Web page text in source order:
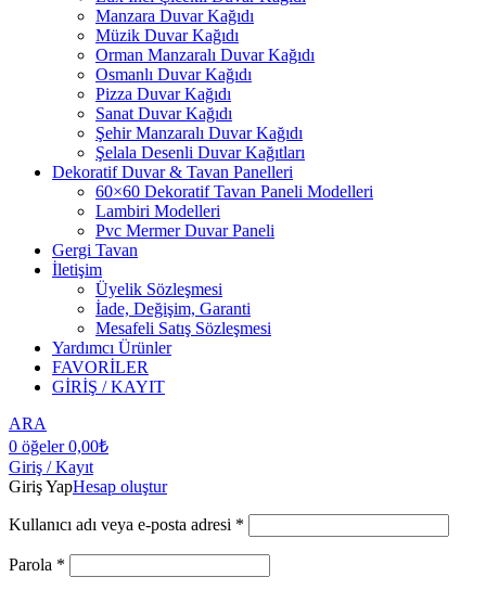
Manzara Duvar Kağıdı
Müzik Duvar Kağıdı
Orman Manzaralı Duvar Kağıdı
Osmanlı Duvar Kağıdı
Pizza Duvar Kağıdı
Sanat Duvar Kağıdı
Şehir Manzaralı Duvar Kağıdı
Şelala Desenli Duvar Kağıtları
Dekoratif Duvar & Tavan Panelleri
60×60 Dekoratif Tavan Paneli Modelleri
Lambiri Modelleri
Pvc Mermer Duvar Paneli
Gergi Tavan
İletişim
Üyelik Sözleşmesi
İade, Değişim, Garanti
Mesafeli Satış Sözleşmesi
Yardımcı Ürünler
FAVORİLER
GİRİŞ / KAYIT
ARA
0 öğeler 0,00₺
Giriş / Kayıt
Giriş YapHesap oluştur
Kullanıcı adı veya e-posta adresi *
Parola *